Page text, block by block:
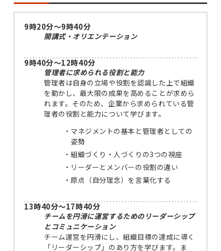
9時20分～9時40分
開講式・オリエンテーション
9時40分～12時40分
管理者に求められる役割と能力
管理者は自身の立場や役割を認識した上で組織
を動かし、最大限の成果を高めることが求めら
れます。そのため、企業から求められている管
理者の役割と能力について学びます。
マネジメントの基本と管理者としての
姿勢
組織づくり・人づくりの3つの視座
リーダーとメンバーの役割の違い
原点（自分理念）を言葉化する
13時40分～17時40分
チームを円滑に運営するためのリーダーシップ
とコミュニケーション
チーム運営を円滑にし、組織目標の達成に導く
「リーダーシップ」のあり方を学びます。ま